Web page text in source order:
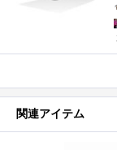
関連アイテム